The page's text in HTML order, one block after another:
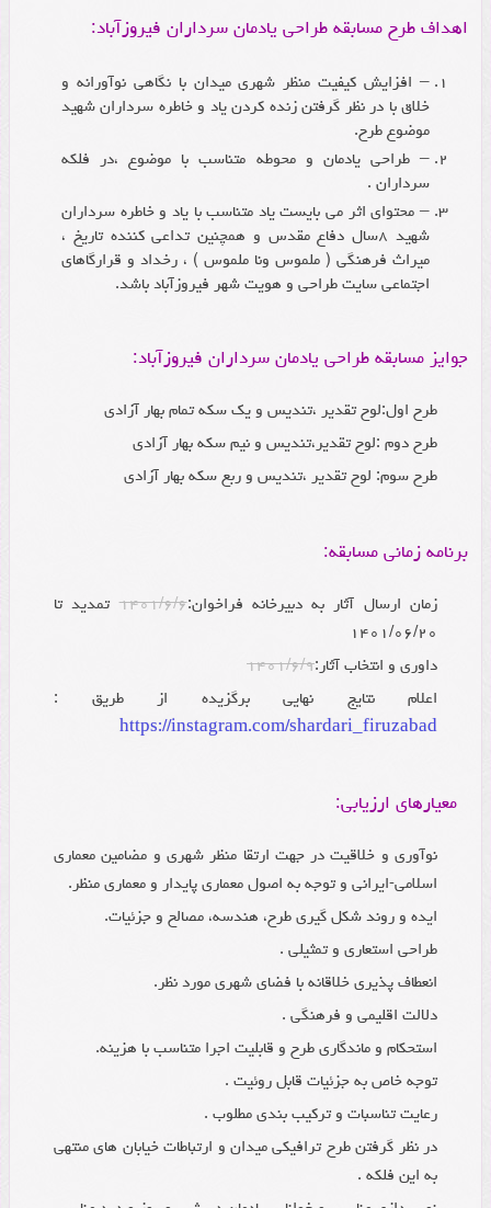
اهداف طرح مسابقه طراحی یادمان سرداران فیروزآباد:
– افزایش کیفیت منظر شهری میدان با نگاهی نوآورانه و
خلاق با در نظر گرفتن زنده کردن یاد و خاطره سرداران شهید
موضوع طرح.
– طراحی یادمان و محوطه متناسب با موضوع ،در فلکه
سرداران .
– محتوای اثر می بایست یاد متناسب با یاد و خاطره سرداران
شهید ۸سال دفاع مقدس و همچنین تداعی کننده تاریخ ،
میراث فرهنگی ( ملموس ونا ملموس ) ، رخداد و قرارگاهای
اجتماعی سایت طراحی و هویت شهر فیروزآباد باشد.
جوایز مسابقه طراحی یادمان سرداران فیروزآباد:
طرح اول:لوح تقدیر ،تندیس و یک سکه تمام بهار آزادی
طرح دوم :لوح تقدیر،تندیس و نیم سکه بهار آزادی
طرح سوم: لوح تقدیر ،تندیس و ربع سکه بهار آزادی
برنامه زمانی مسابقه:
زمان ارسال آثار به دبیرخانه فراخوان:۱۴۰۱/۶/۶تمدید تا
۱۴۰۱/۰۶/۲۰
داوری و انتخاب آثار:۱۴۰۱/۶/۹
اعلام نتایج نهایی برگزیده از طریق :
https://instagram.com/shardari_firuzabad
معیارهای ارزیابی:
نوآوری و خلاقیت در جهت ارتقا منظر شهری و مضامین معماری
اسلامی-ایرانی و توجه به اصول معماری پایدار و معماری منظر.
ایده و روند شکل گیری طرح، هندسه، مصالح و جزئیات.
طراحی استعاری و تمثیلی .
انعطاف پذیری خلاقانه با فضای شهری مورد نظر.
دلالت اقلیمی و فرهنگی .
استحکام و ماندگاری طرح و قابلیت اجرا متناسب با هزینه.
توجه خاص به جزئیات قابل روئیت .
رعایت تناسبات و ترکیب بندی مطلوب .
در نظر گرفتن طرح ترافیکی میدان و ارتباطات خیابان های منتهی
به این فلکه .